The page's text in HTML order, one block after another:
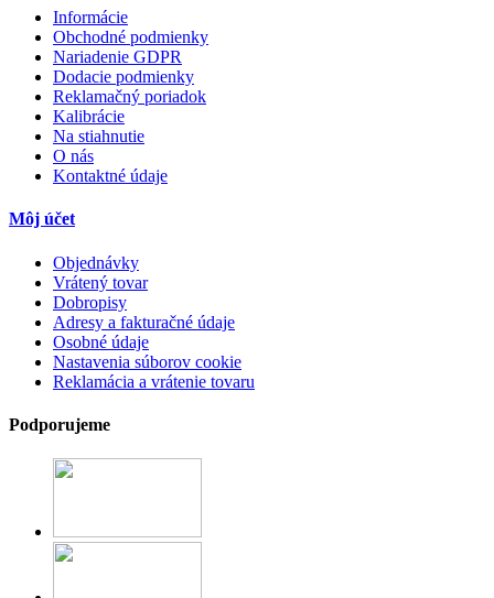
Informácie
Obchodné podmienky
Nariadenie GDPR
Dodacie podmienky
Reklamačný poriadok
Kalibrácie
Na stiahnutie
O nás
Kontaktné údaje
Môj účet
Objednávky
Vrátený tovar
Dobropisy
Adresy a fakturačné údaje
Osobné údaje
Nastavenia súborov cookie
Reklamácia a vrátenie tovaru
Podporujeme